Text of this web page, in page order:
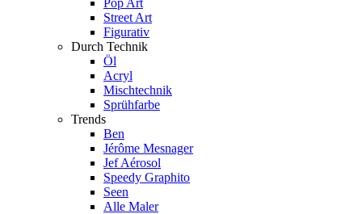
Street Art
Figurativ
Durch Technik
Öl
Acryl
Mischtechnik
Sprühfarbe
Trends
Ben
Jérôme Mesnager
Jef Aérosol
Speedy Graphito
Seen
Alle Maler